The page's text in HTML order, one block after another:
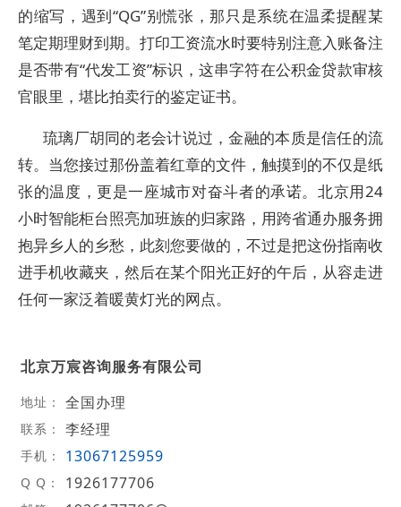
的缩写，遇到“QG”别慌张，那只是系统在温柔提醒某
笔定期理财到期。打印工资流水时要特别注意入账备注
是否带有“代发工资”标识，这串字符在公积金贷款审核
官眼里，堪比拍卖行的鉴定证书。
琉璃厂胡同的老会计说过，金融的本质是信任的流
转。当您接过那份盖着红章的文件，触摸到的不仅是纸
张的温度，更是一座城市对奋斗者的承诺。北京用24
小时智能柜台照亮加班族的归家路，用跨省通办服务拥
抱异乡人的乡愁，此刻您要做的，不过是把这份指南收
进手机收藏夹，然后在某个阳光正好的午后，从容走进
任何一家泛着暖黄灯光的网点。
北京万宸咨询服务有限公司
地址： 全国办理
联系： 李经理
手机： 13067125959
Q Q： 1926177706